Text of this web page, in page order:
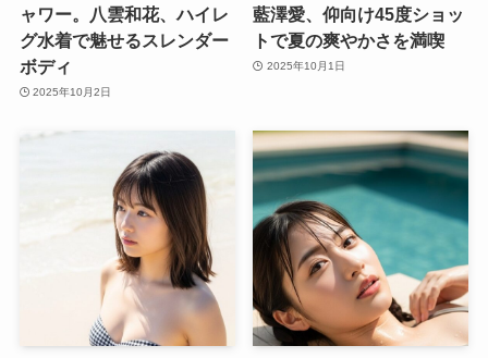
ャワー。八雲和花、ハイレ
グ水着で魅せるスレンダー
ボディ
2025年10月2日
藍澤愛、仰向け45度ショッ
トで夏の爽やかさを満喫
2025年10月1日